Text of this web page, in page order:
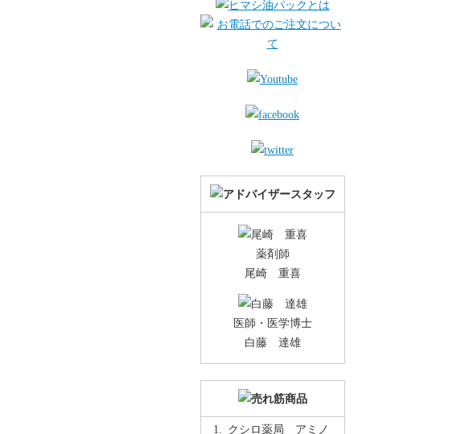
薬剤師
尾崎 重喜
医師・医学博士
白藤 達雄
クシロ薬局 アミノ